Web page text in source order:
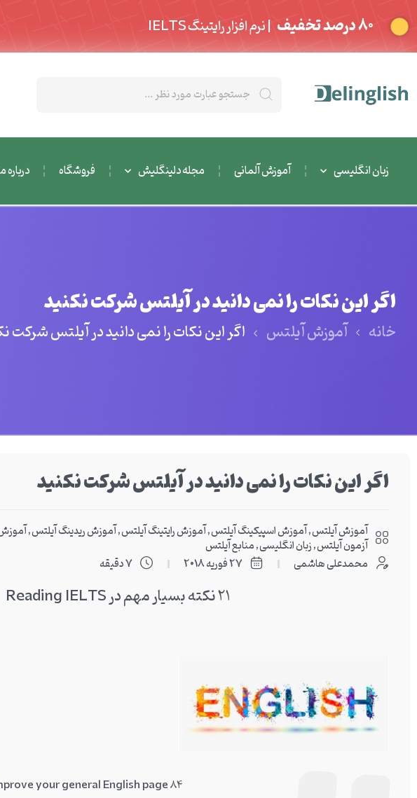
80 درصد تخفیف | نرم افزار رایتینگ IELTS
زبان انگلیسی آموزش آلمانی مجله دلینگلیش فروشگاه درباره
اگر این نکات را نمی دانید در آیلتس شرکت نکنید
خانه آموزش آیلتس اگر این نکات را نمی دانید در آیلتس شرکت
اگر این نکات را نمی دانید در آیلتس شرکت نکنید
آموزش آیلتس,آموزش اسپیکینگ آیلتس,آموزش رایتینگ آیلتس,آموزش ریدینگ آیلتس,
آزمون آیلتس,زبان انگلیسی,منابع آیلتس
محمدعلی هاشمی
27 فوریه 2018 7 دقیقه
21 نکته بسیار مهم در Reading IELTS
your general English page 84